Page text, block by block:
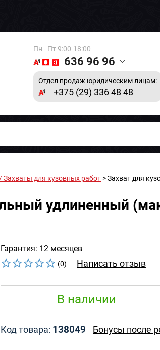
Пн - Пт 9:00-18:00
636 96 96
Отдел продаж юридическим лицам:
+375 (29) 336 48 48
для кузовных работ > Захват для
удлиненный
Гарантия: 12 месяцев
(0) Написать отзыв
В наличии
Код товара: 138049 Бонусы после